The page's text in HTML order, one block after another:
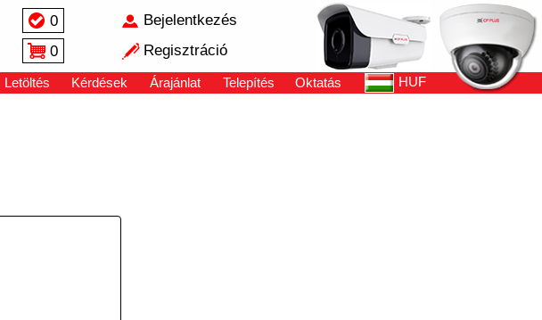
0
0
Bejelentkezés
Regisztráció
Letöltés Kérdések Árajánlat Telepítés Oktatás HUF